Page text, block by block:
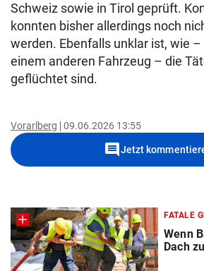
Schweiz sowie in Tirol geprüft.
konnten bisher allerdings noch
werden. Ebenfalls unklar ist, wie
einem anderen Fahrzeug – die
geflüchtet sind.
Vorarlberg 09.06.2026 13:55
commentJetzt
FATALE
Wenn
Dach